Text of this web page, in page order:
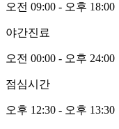
오전 09:00 - 오후 18:00
야간진료
오전 00:00 - 오후 24:00
점심시간
오후 12:30 - 오후 13:30